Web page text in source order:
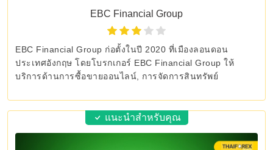
EBC Financial Group
EBC Financial Group ก่อตั้งในปี 2020 ที่เมืองลอนดอน
ประเทศอังกฤษ โดยโบรกเกอร์ EBC Financial Group ให้
บริการด้านการซื้อขายออนไลน์, การจัดการสินทรัพย์
แนะนำสำหรับคุณ